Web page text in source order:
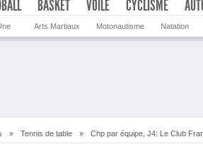
BASKET VOILE CYCLISME
Arts Martiaux Motonautisme Natation
» Tennis de table » Chp par équipe, J4: Le Club